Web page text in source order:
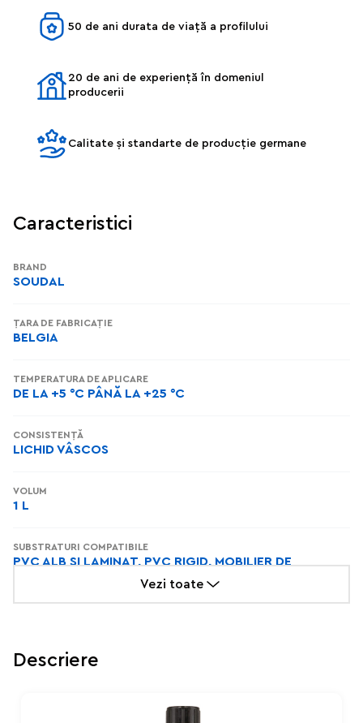
50 de ani durata de viață a profilului
20 de ani de experiență în domeniul
producerii
Calitate și standarte de producție germane
Caracteristici
BRAND
SOUDAL
ȚARA DE FABRICAȚIE
BELGIA
TEMPERATURA DE APLICARE
DE LA +5 °C PÂNĂ LA +25 °C
CONSISTENȚĂ
LICHID VÂSCOS
VOLUM
1 L
SUBSTRATURI COMPATIBILE
PVC ALB ȘI LAMINAT, PVC RIGID, MOBILIER DE
Vezi toate
Descriere